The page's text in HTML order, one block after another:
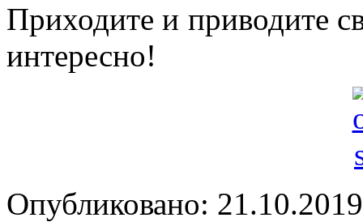
Приходите и приводите
интересно!
Опубликовано: